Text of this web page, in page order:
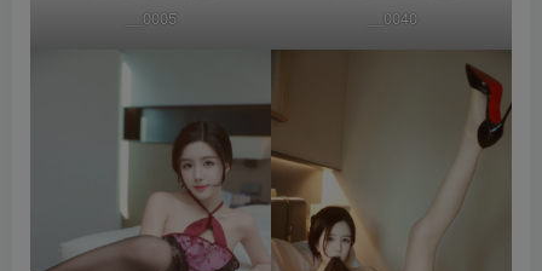
__0005
__0040